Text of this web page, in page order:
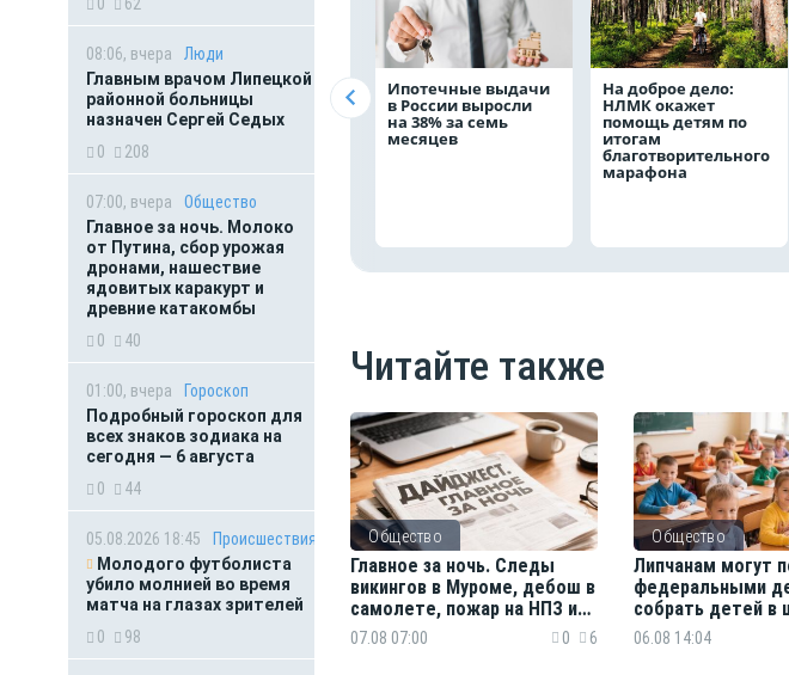
08:06, вчера
Люди
Главным врачом Липецкой
районной больницы
назначен Сергей Седых
0
208
07:00, вчера
Общество
Главное за ночь. Молоко
от Путина, сбор урожая
дронами, нашествие
ядовитых каракурт и
древние катакомбы
0
40
01:00, вчера
Гороскоп
Подробный гороскоп для
всех знаков зодиака на
сегодня — 6 августа
0
44
05.08.2026 18:45
Происшествия
Молодого футболиста
убило молнией во время
матча на глазах зрителей
0
98
Ипотечные выдачи
в России выросли
на 38% за семь
месяцев
На доброе дело:
НЛМК окажет
помощь детям по
итогам
благотворительного
марафона
Читайте также
Общество
Главное за ночь. Следы
викингов в Муроме, дебош в
самолете, пожар на НПЗ и
акулы оккупировали пляжи
07.08 07:00 0 6
Общество
Липчанам могут
федеральными
собрать детей в
06.08 14:04